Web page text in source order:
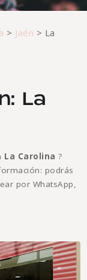
> Jaén > La
La
La Carolina ?
podrás
por WhatsApp,